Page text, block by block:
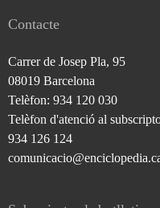
Contacte
Carrer de Josep Pla, 95
08019 Barcelona
Telèfon: 934 120 030
Telèfon d'atenció al
934 126 124